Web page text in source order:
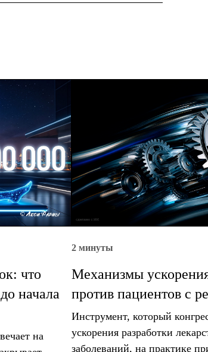
что
начала
на
2 минуты
Механизмы
против пациентов с
Инструмент, который
ускорения разработки
заболеваний, на практике